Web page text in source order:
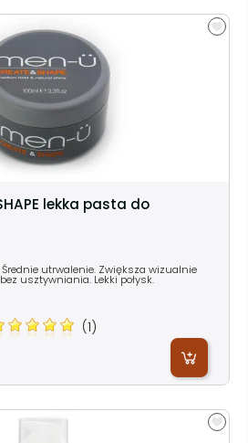
lekka pasta do
utrwalenie. Zwiększa wizualnie
usztywniania. Lekki połysk.
(1)